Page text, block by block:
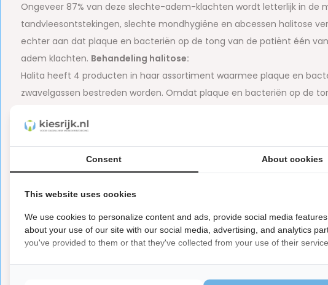
Ongeveer 87% van deze slechte-adem-klachten wordt letterlijk in de
tandvleesontstekingen, slechte mondhygiëne en abcessen halitose
echter aan dat plaque en bacteriën op de tong van de patiënt één
adem klachten. Behandeling halitose:
Halita heeft 4 producten in haar assortiment waarmee plaque en
zwavelgassen bestreden worden. Omdat plaque en bacteriën op de
oorzaak van het probleem. Wanneer de Halita producten dagelijks
behandeling vaak al binnen enkele dagen resultaat. De Halitose
Voor het behoud van dit goede resultaat is een dagelijks onderhoud
te houden en de tong uit te steken. Bedek de mond tijdens het
ⓘ
Let op
Dit is een hygiëne product met aangepaste
Consent About cookies
This website uses cookies
We use cookies to personalize content and ads, provide social media
about your use of our site with our social media, advertising, and analytics
you've provided to them or that they've collected from your use of their